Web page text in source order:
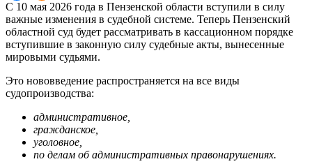
С 10 мая 2026 года в Пензенской области вступили в силу
важные изменения в судебной системе. Теперь Пензенский
областной суд будет рассматривать в кассационном порядке
вступившие в законную силу судебные акты, вынесенные
мировыми судьями.
Это нововведение распространяется на все виды
судопроизводства:
административное,
гражданское,
уголовное,
по делам об административных правонарушениях.